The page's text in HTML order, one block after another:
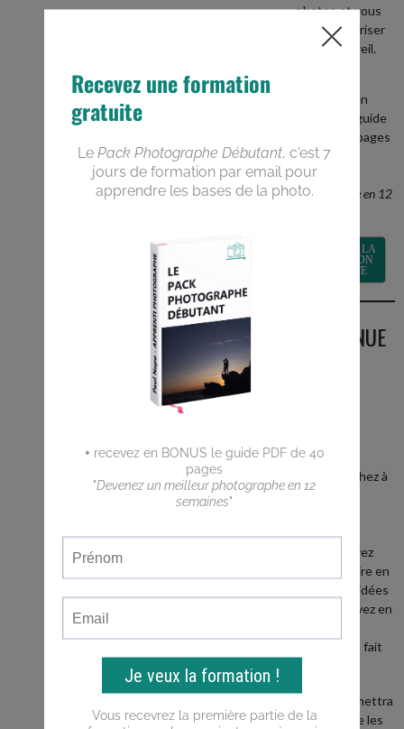
photos et vous
aider à maitriser
votre appareil.
recevez en
BONUS le guide
PDF de 40 pages
Devenez un
meilleur
photographe en 12
RECEVOIR LA
FORMATION
GRATUITE
BIENVENUE
débutant ?
Vous cherchez à
faire de
photos ?
Vous n'arrivez
pas a traduire en
photos les idées
que vous avez en
Ce blog est fait
Il vous permettra
d'apprendre les